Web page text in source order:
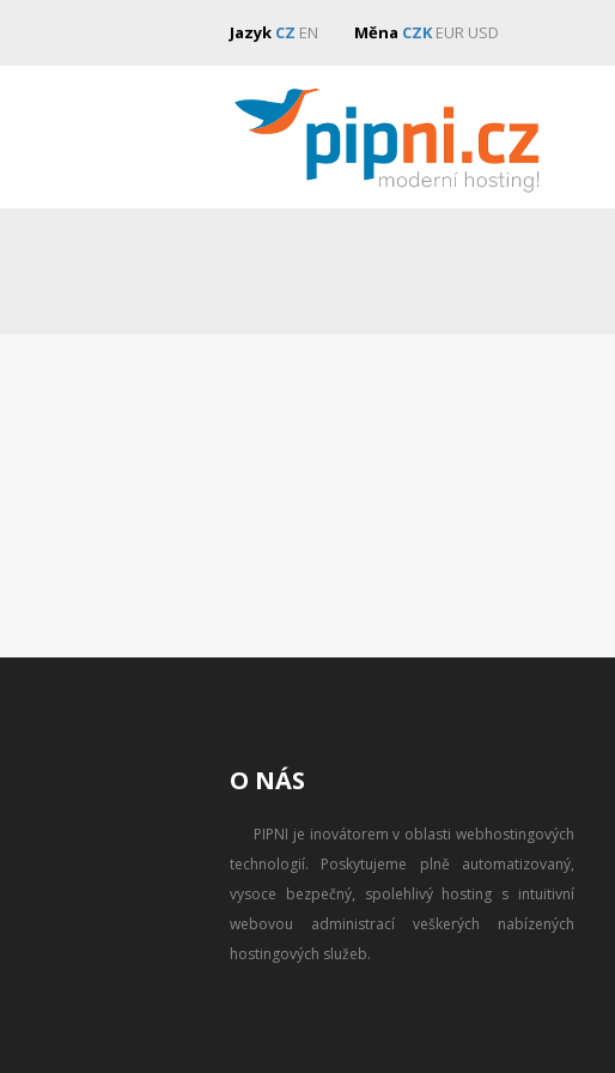
Jazyk CZ EN Měna CZK EUR USD
O NÁS
PIPNI je inovátorem v oblasti webhostingových
technologií. Poskytujeme plně automatizovaný,
vysoce bezpečný, spolehlivý hosting s intuitivní
webovou administrací veškerých nabízených
hostingových služeb.